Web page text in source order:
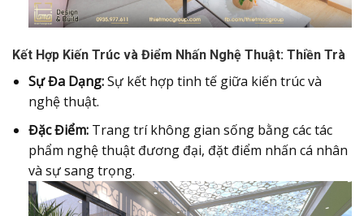
Kết Hợp Kiến Trúc và Điểm Nhấn Nghệ Thuật: Thiền Trà
Sự Đa Dạng:Sự kết hợp tinh tế giữa kiến trúc và
nghệ thuật.
Đặc Điểm: Trang trí không gian sống bằng các tác
phẩm nghệ thuật đương đại, đặt điểm nhấn cá nhân
và sự sang trọng.